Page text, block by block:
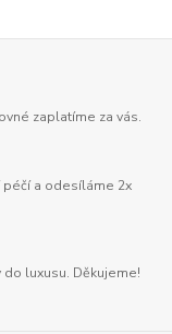
zaplatíme za vás.
a odesíláme 2x
luxusu. Děkujeme!